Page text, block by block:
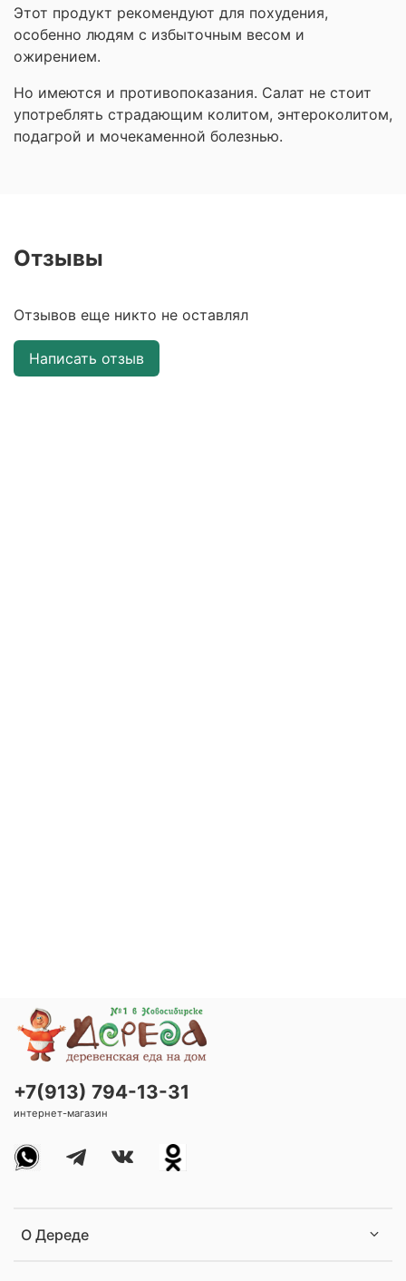
Этот продукт рекомендуют для похудения,
особенно людям с избыточным весом и
ожирением.
Но имеются и противопоказания. Салат не стоит
употреблять страдающим колитом, энтероколитом,
подагрой и мочекаменной болезнью.
Отзывы
Отзывов еще никто не оставлял
Написать отзыв
О Дереде
+7(913) 794-13-31
интернет-магазин